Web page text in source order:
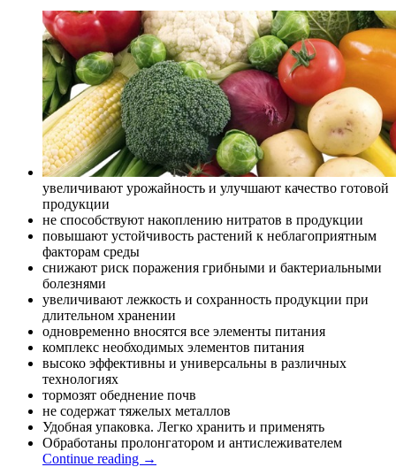
увеличивают урожайность и улучшают качество готовой
продукции
не способствуют накоплению нитратов в продукции
повышают устойчивость растений к неблагоприятным
факторам среды
снижают риск поражения грибными и бактериальными
болезнями
увеличивают лежкость и сохранность продукции при
длительном хранении
одновременно вносятся все элементы питания
комплекс необходимых элементов питания
высоко эффективны и универсальны в различных
технологиях
тормозят обеднение почв
не содержат тяжелых металлов
Удобная упаковка. Легко хранить и применять
Обработаны пролонгатором и антислеживателем
Continue reading →